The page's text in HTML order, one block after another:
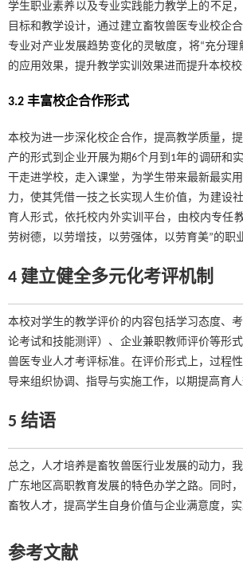
学生职业素养以及专业实践能力教学上的不足
目标和教学设计，通过建立畜牧兽医专业校企
专业对产业发展趋势变化的灵敏度，将“充分
的应用效果，提升教学实训效果进而提升本校
3.2 丰富校企合作形式
本校为进一步深化校企合作，提高教学质量，
产的形式到企业开展为期6个月到1年的调研和
干走进学校，走入课堂，为学生带来最新最实
力，使其凭借一技之长实现人生价值，为建设
育人形式，依托校内外实训平台，由校内专任
劳树德，以劳增技，以劳强体，以劳育美”的职
4 建立健全多元化考评机制
本校对学生的教学评价的内容包括学习态度、
论考试和技能测评）、企业兼职教师评价等形
兽医专业人才考评标准。在评价形式上，过程
导来组织协调、指导与实施工作，以期提高育
5 结语
总之，人才培养是畜牧兽医行业发展的动力，
广东地区高职教育发展的特色办学之路。同时
畜牧人才，提高学生自身价值与企业满意度，
参考文献